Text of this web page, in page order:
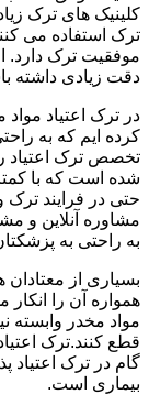
کلینیک های ترک
ترک استفاده می
موفقیت ترک دارد.
دقت زیادی داشته
در ترک اعتیاد مواد
کرده ایم که به
تخصص ترک اعتیاد
شده است که با
حتی در فرایند ترک
مشاوره آنلاین و
به راحتی به
بسیاری از معتادان
همواره آن را انکار
مواد مخدر وابسته
قطع کنند.ترک
گام در ترک اعتیاد
بیماری است.